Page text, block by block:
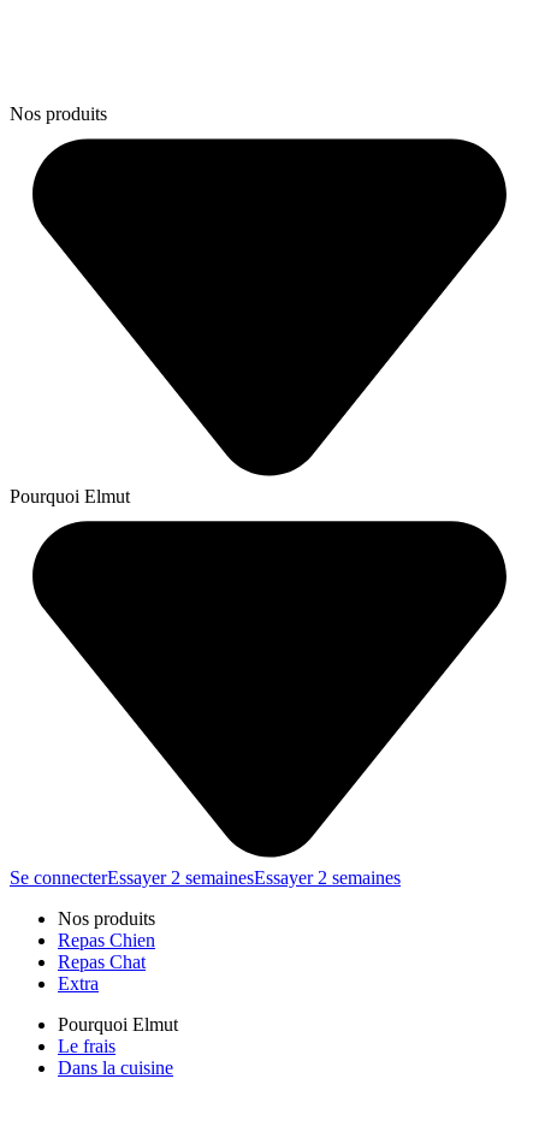
Nos produits
Pourquoi Elmut
Se connecterEssayer 2 semainesEssayer 2 semaines
Nos produits
Repas Chien
Repas Chat
Extra
Pourquoi Elmut
Le frais
Dans la cuisine